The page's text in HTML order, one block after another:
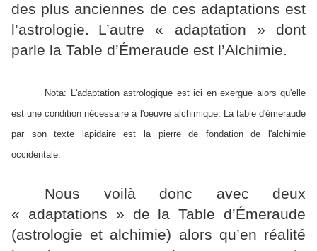
des plus anciennes de ces adaptations est
l’astrologie.
L’autre « adaptation » dont
parle la Table d’Émeraude est l’Alchimie.
Nota: L'adaptation astrologique est ici en exergue alors qu'elle
est une condition nécessaire à l'oeuvre alchimique. La table d'émeraude
par son texte lapidaire est la pierre de fondation de l'alchimie
occidentale.
Nous voilà donc avec deux
« adaptations » de la Table d’Émeraude
(astrologie et alchimie) alors qu’en réalité